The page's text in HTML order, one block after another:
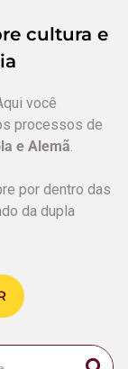
cultura e
você
processos de
e Alemã.
por dentro das
da dupla